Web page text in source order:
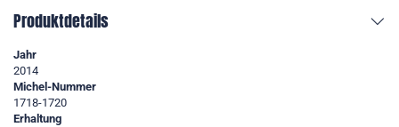
Produktdetails
Jahr
2014
Michel-Nummer
1718-1720
Erhaltung